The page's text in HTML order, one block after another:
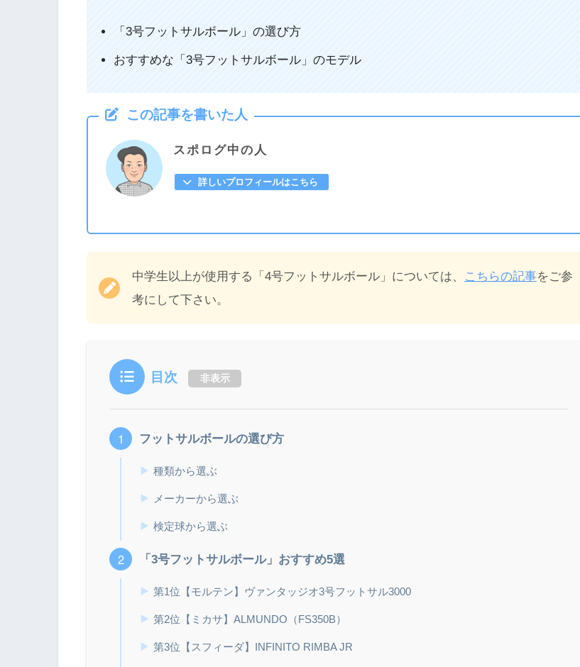
「3号フットサルボール」の選び方
おすすめな「3号フットサルボール」のモデル
この記事を書いた人
スポログ中の人
詳しいプロフィールはこちら
中学生以上が使用する「4号フットサルボール」については、 こちらの記事をご参
考にして下さい。
目次 非表示
フットサルボールの選び方
種類から選ぶ
メーカーから選ぶ
検定球から選ぶ
「3号フットサルボール」おすすめ5選
第1位【モルテン】ヴァンタッジオ3号フットサル3000
第2位【ミカサ】ALMUNDO（FS350B）
第3位【スフィーダ】INFINITO RIMBA JR